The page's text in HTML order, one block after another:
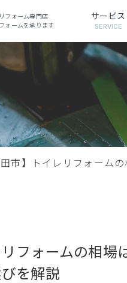
フォーム専門店
ォームを承ります
サービス
SERVICE
田市】トイレリフォーム
リフォームの相場
を解説